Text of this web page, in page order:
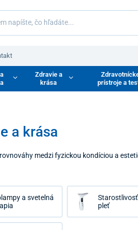
Zdravie a
krása
prístroje a
a krása
medzi fyzickou kondíciou a
ucelené portfólio riešení, ktoré vám
a svetelná
pleť